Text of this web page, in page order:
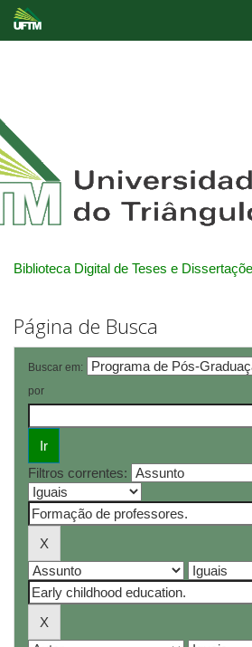
Biblioteca Digital de Teses e
Página de Busca
Buscar em:
por
Filtros correntes: